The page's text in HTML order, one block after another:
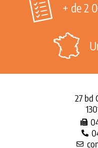
+ de 2
27 bd